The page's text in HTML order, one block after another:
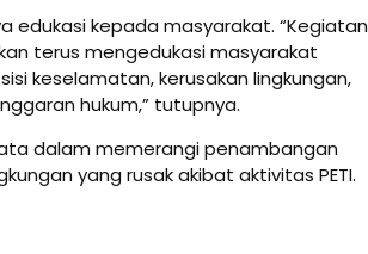
edukasi kepada masyarakat. “Kegiatan
terus mengedukasi masyarakat
keselamatan, kerusakan lingkungan,
hukum,” tutupnya.
dalam memerangi penambangan
yang rusak akibat aktivitas PETI.